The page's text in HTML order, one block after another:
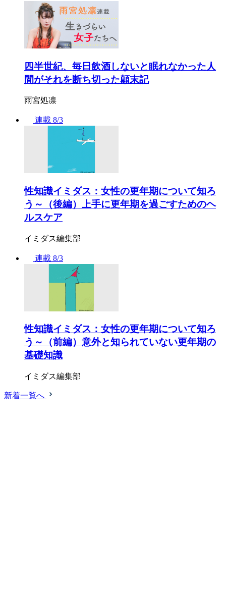
四半世紀、毎日飲酒しないと眠れなかった人
間がそれを断ち切った顛末記
雨宮処凛
連載 8/3
性知識イミダス：女性の更年期について知ろ
う～（後編）上手に更年期を過ごすためのヘ
ルスケア
イミダス編集部
連載 8/3
性知識イミダス：女性の更年期について知ろ
う～（前編）意外と知られていない更年期の
基礎知識
イミダス編集部
新着一覧へ